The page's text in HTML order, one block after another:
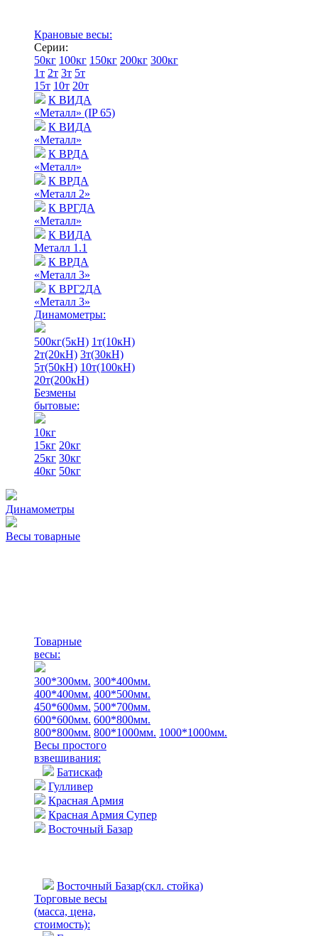
Крановые весы:
Серии:
50кг 100кг 150кг 200кг 300кг
1т 2т 3т 5т
15т 10т 20т
К ВИДА
«Металл» (IP 65)
К ВИДА
«Металл»
К ВРДА
«Металл»
К ВРДА
«Металл 2»
К ВРГДА
«Металл»
К ВИДА
Металл 1.1
К ВРДА
«Металл 3»
К ВРГ2ДА
«Металл 3»
Динамометры:
500кг(5кН) 1т(10кН)
2т(20кН) 3т(30кН)
5т(50кН) 10т(100кН)
20т(200кН)
Безмены
бытовые:
10кг
15кг 20кг
25кг 30кг
40кг 50кг
Динамометры
Весы товарные
Товарные
весы:
300*300мм. 300*400мм.
400*400мм. 400*500мм.
450*600мм. 500*700мм.
600*600мм. 600*800мм.
800*800мм. 800*1000мм. 1000*1000мм.
Весы простого
взвешивания:
Батискаф
Гулливер
Красная Армия
Красная Армия Супер
Восточный Базар
Восточный Базар(скл. стойка)
Торговые весы
(масса, цена,
стоимость):